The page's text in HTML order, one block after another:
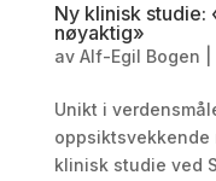
Ny klinisk
nøyaktig»
av Alf-Egil Bogen
Unikt i
klinisk studie ved